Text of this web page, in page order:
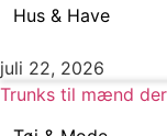
Hus & Have
juli 22, 2026
Trunks til mænd